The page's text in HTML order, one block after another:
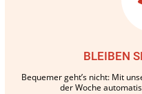
BLEIBEN
Bequemer geht’s nicht: Mit
der Woche